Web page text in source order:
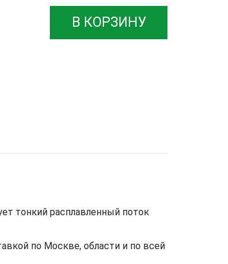
В КОРЗИНУ
тонкий расплавленный поток
по Москве, области и по всей